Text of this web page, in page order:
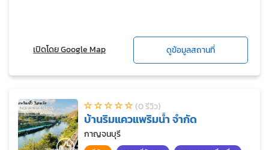
เปิดโดย Google Map ดูข้อมูลสถานที่
(0 รีวิว)
บ้านริมแควแพริมน้ำ จำกัด
กาญจนบุรี